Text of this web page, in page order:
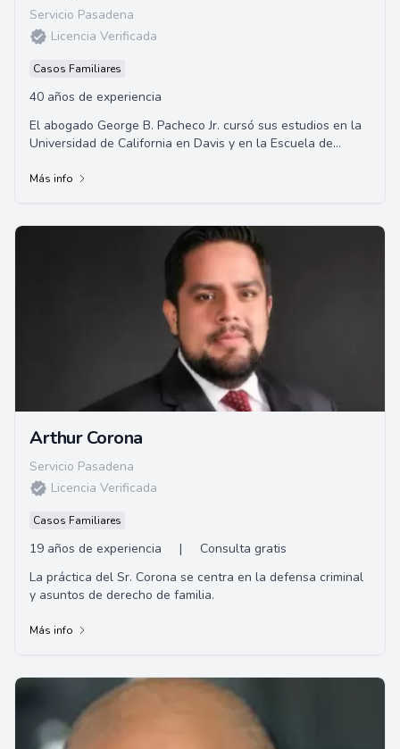
Servicio Pasadena
Licencia Verificada
Casos Familiares
40 años de experiencia
El abogado George B. Pacheco Jr. cursó sus estudios en la
Universidad de California en Davis y en la Escuela de
Más info
Arthur Corona
Servicio Pasadena
Licencia Verificada
Casos Familiares
19 años de experiencia |
Consulta gratis
La práctica del Sr. Corona se centra en la defensa criminal
y asuntos de derecho de familia.
Más info